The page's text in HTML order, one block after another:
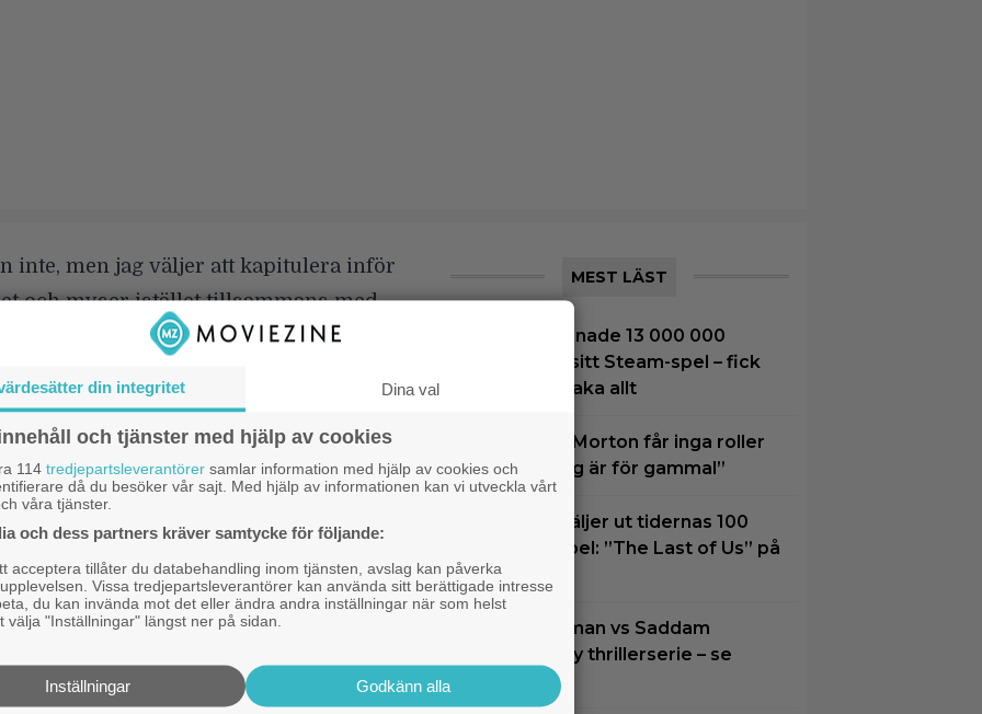
inte, men jag väljer att kapitulera inför
och myser istället tillsammans med
som tycker att filmen är både riktigt
väldigt spännande på sina håll.
Scratattack” ställer Scrat åter till det
jakt efter ekollonet. Hans
honom upp i rymden med resultat
rubbas så att vår planet plötsligt
potentiell apokalyps tvingar Sid,
lämna sina hem, mobilisera sig och
ett sätt att förhindra den ultimata
på en roadmovie-light när sällskapet
MEST LÄST
18-åring tjänade 13 000 000
kronor på sitt Steam-spel – fick
betala tillbaka allt
Samantha Morton får inga roller
längre: ”Jag är för gammal”
Experter väljer ut tidernas 100
bästa tv-spel: ”The Last of Us” på
plats 2
Joel Kinnaman vs Saddam
Hussein i ny thrillerserie – se
trailern här
din integritet Dina val
och tjänster med hjälp av cookies
114 tredjepartsleverantörer samlar information med hjälp av cookies och
då du besöker vår sajt. Med hjälp av informationen kan vi utveckla vårt
våra tjänster.
och dess partners kräver samtycke för följande:
acceptera tillåter du databehandling inom tjänsten, avslag kan påverka
Vissa tredjepartsleverantörer kan använda sitt berättigade intresse
du kan invända mot det eller ändra andra inställningar när som helst
välja "Inställningar" längst ner på sidan.
Godkänn alla
Inställningar